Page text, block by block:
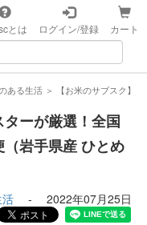
とは ログイン/登録 カート
ある生活 ＞ 【お米のサブスク】
ターが厳選！全国
岩手県産 ひとめ
- 2022年07月25日